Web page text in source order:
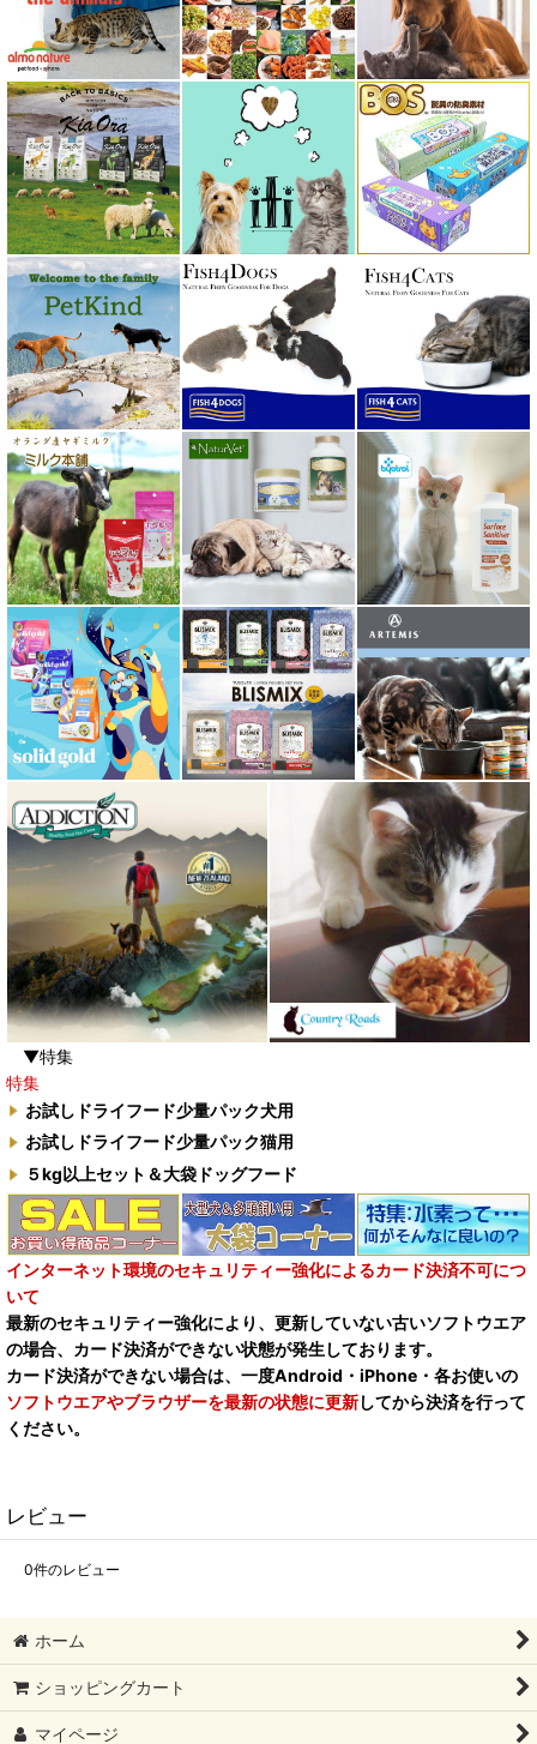
▼特集
特集
お試しドライフード少量パック犬用
お試しドライフード少量パック猫用
５kg以上セット＆大袋ドッグフード
インターネット環境のセキュリティー強化によるカード決済不可につ
いて
最新のセキュリティー強化により、更新していない古いソフトウエア
の場合、カード決済ができない状態が発生しております。
カード決済ができない場合は、一度Android・iPhone・各お使いの
ソフトウエアやブラウザーを最新の状態に更新してから決済を行って
ください。
レビュー
0件のレビュー
ホーム
ショッピングカート
マイページ